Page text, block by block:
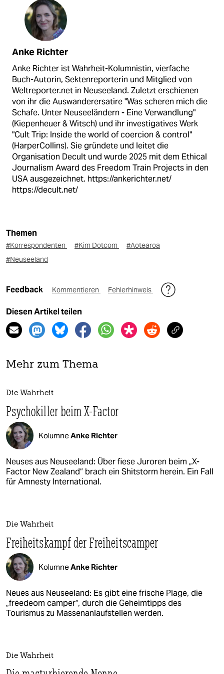
Anke Richter
Anke Richter ist Wahrheit-Kolumnistin, vierfache
Buch-Autorin, Sektenreporterin und Mitglied von
Weltreporter.net in Neuseeland. Zuletzt erschienen
von ihr die Auswanderersatire "Was scheren mich die
Schafe. Unter Neuseeländern - Eine Verwandlung"
(Kiepenheuer & Witsch) und ihr investigatives Werk
"Cult Trip: Inside the world of coercion & control"
(HarperCollins). Sie gründete und leitet die
Organisation Decult und wurde 2025 mit dem Ethical
Journalism Award des Freedom Train Projects in den
USA ausgezeichnet. https://ankerichter.net/
https://decult.net/
Themen
#Korrespondenten #Kim Dotcom
#Aotearoa
#Neuseeland
Feedback Kommentieren Fehlerhinweis
Diesen Artikel teilen
Mehr zum Thema
Die Wahrheit
Psychokiller beim X-Factor
KolumneAnke Richter
Neuses aus Neuseeland: Über fiese Juroren beim „X-
Factor New Zealand“ brach ein Shitstorm herein. Ein Fall
für Amnesty International.
Die Wahrheit
Freiheitskampf der Freiheitscamper
KolumneAnke Richter
Neues aus Neuseeland: Es gibt eine frische Plage, die
„freedeom camper“, durch die Geheimtipps des
Tourismus zu Massenanlaufstellen werden.
Die Wahrheit